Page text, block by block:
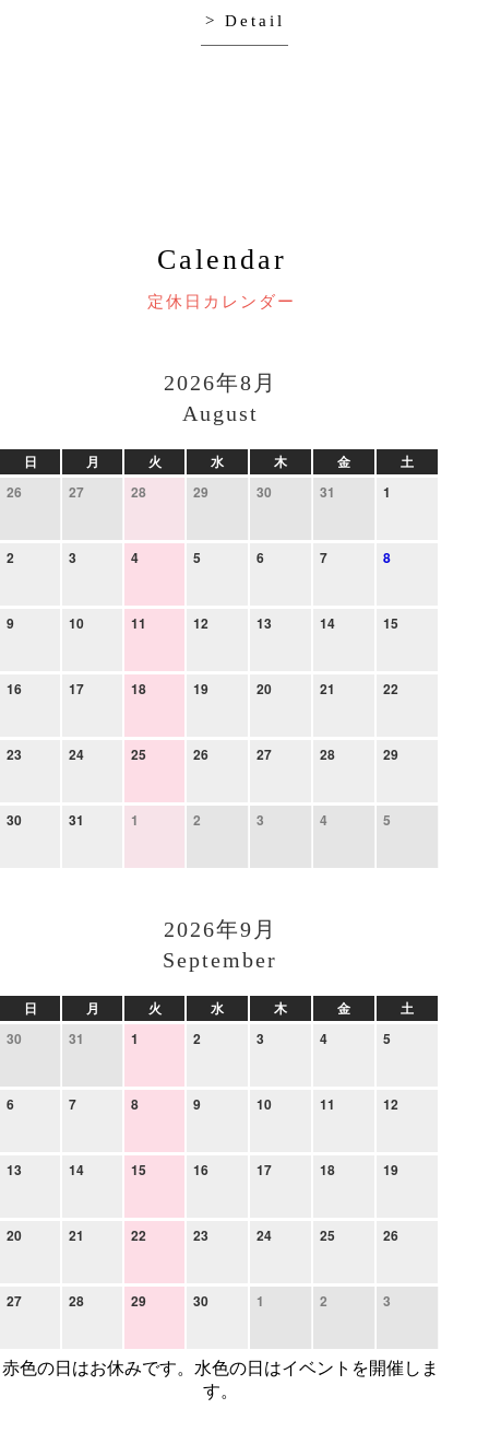
> Detail
Calendar
定休日カレンダー
2026年8月
August
日 月 火 水 木 金
土
26
27 28 29 30 31 1
2 3 4 5 6 7 8
9 10 11 12 13 14 15
16 17 18 19 20 21 22
23 24 25 26 27 28 29
30 31 1 2 3 4 5
2026年9月
September
日 月 火 水 木 金
土
30
31 1 2 3 4 5
6 7 8 9 10 11 12
13 14 15 16 17 18 19
20 21 22 23 24 25 26
27 28 29 30 1 2 3
赤色の日はお休みです。水色の日はイベントを開催しま
す。